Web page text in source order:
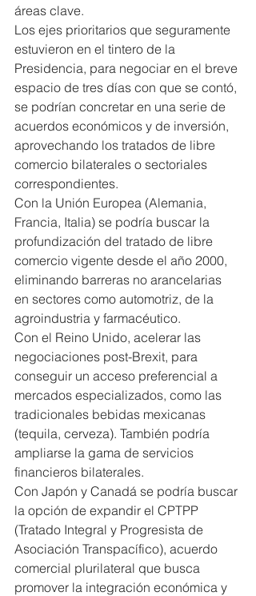
áreas clave.
Los ejes prioritarios que seguramente
estuvieron en el tintero de la
Presidencia, para negociar en el breve
espacio de tres días con que se contó,
se podrían concretar en una serie de
acuerdos económicos y de inversión,
aprovechando los tratados de libre
comercio bilaterales o sectoriales
correspondientes.
Con la Unión Europea (Alemania,
Francia, Italia) se podría buscar la
profundización del tratado de libre
comercio vigente desde el año 2000,
eliminando barreras no arancelarias
en sectores como automotriz, de la
agroindustria y farmacéutico.
Con el Reino Unido, acelerar las
negociaciones post-Brexit, para
conseguir un acceso preferencial a
mercados especializados, como las
tradicionales bebidas mexicanas
(tequila, cerveza). También podría
ampliarse la gama de servicios
financieros bilaterales.
Con Japón y Canadá se podría buscar
la opción de expandir el CPTPP
(Tratado Integral y Progresista de
Asociación Transpacífico), acuerdo
comercial plurilateral que busca
promover la integración económica y